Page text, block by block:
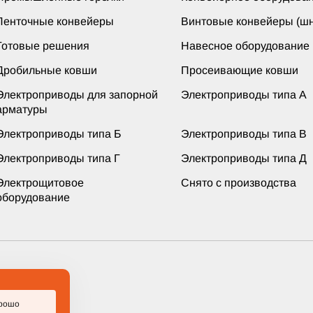
конвейеры Винтовые конвейеры
решения Навесное оборудование
ковши Просеивающие ковши
для запорной
Электроприводы типа А
типа Б Электроприводы типа В
типа Г Электроприводы типа Д
Снято с производства